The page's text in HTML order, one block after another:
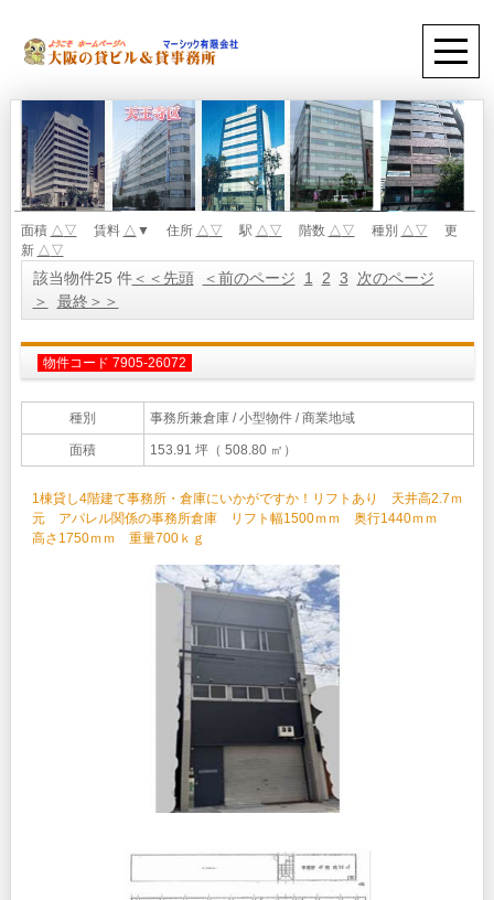
面積 △▽ 賃料 △ ▼ 住所 △▽ 駅 △▽ 階数 △▽ 種別 △▽ 更
新 △▽
該当物件25 件＜＜先頭 ＜前のページ 1 2 3
次のページ
＞
最終＞＞
物件コード 7905-26072
種別 事務所兼倉庫 / 小型物件 / 商業地域
面積 153.91 坪（ 508.80 ㎡）
1棟貸し4階建て事務所・倉庫にいかがですか！リフトあり 天井高2.7ｍ
元 アパレル関係の事務所倉庫 リフト幅1500ｍｍ 奥行1440ｍｍ
高さ1750ｍｍ 重量700ｋｇ